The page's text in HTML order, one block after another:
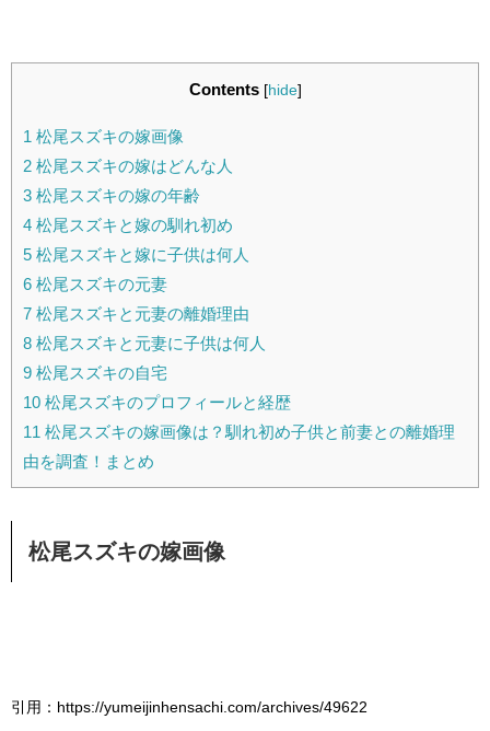
Contents [hide]
1 松尾スズキの嫁画像
2 松尾スズキの嫁はどんな人
3 松尾スズキの嫁の年齢
4 松尾スズキと嫁の馴れ初め
5 松尾スズキと嫁に子供は何人
6 松尾スズキの元妻
7 松尾スズキと元妻の離婚理由
8 松尾スズキと元妻に子供は何人
9 松尾スズキの自宅
10 松尾スズキのプロフィールと経歴
11 松尾スズキの嫁画像は？馴れ初め子供と前妻との離婚理
由を調査！まとめ
松尾スズキの嫁画像
引用：https://yumeijinhensachi.com/archives/49622